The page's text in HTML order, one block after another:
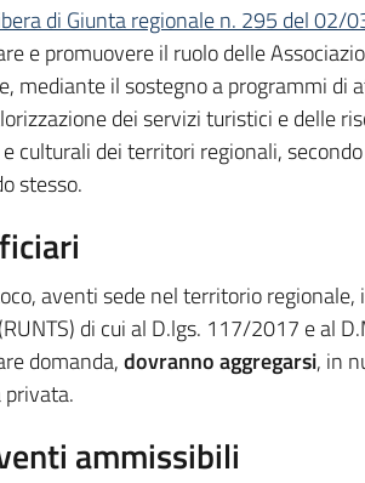
di Giunta regionale n. 295 del 02/
e promuovere il ruolo delle
mediante il sostegno a programmi
dei servizi turistici e delle
culturali dei territori regionali,
stesso.
aventi sede nel territorio
di cui al D.lgs. 117/2017 e al
domanda,dovranno aggregarsi, in
ammissibili